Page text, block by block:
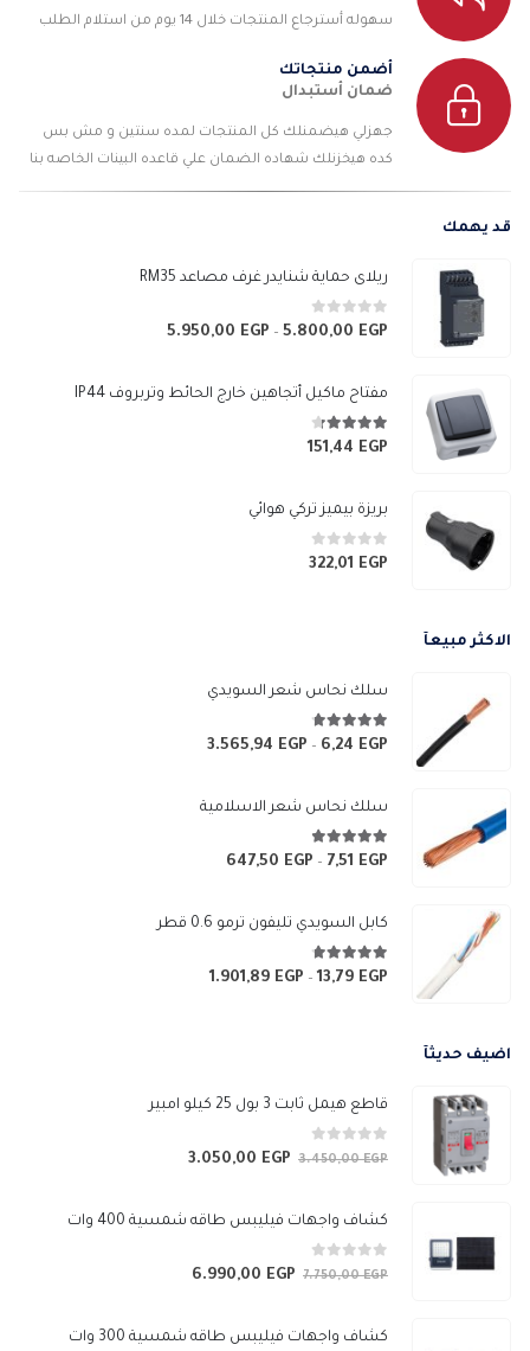
سهوله أسترجاع المنتجات خلال 14 يوم من استلام الطلب
أضمن منتجاتك
ضمان أستبدال
جهزلي هيضمنلك كل المنتجات لمده سنتين و مش بس
كده هيخزنلك شهاده الضمان علي قاعده البينات الخاصه بنا
قد يهمك
ريلاى حماية شنايدر غرف مصاعد RM35
0من 55.800,00 EGP
–
5.950,00 EGP
نطاق
من
مفتاح ماكيل أتجاهين خارج الحائط وتربروف IP44
4.25 من 5
151,44 EGP
بريزة بيميز تركي هوائي
0من 5322,01 EGP
الاكثر مبيعآ
سلك نحاس شعر السويدي
4.67 من 5
6,24 EGP
–
3.565,94 EGP
نطاق
منسلك نحاس شعر الاسلامية
4.83 من 5
7,51 EGP
–
647,50 EGP
من
خلال
كابل السويدي تليفون ترمو 0.6 قطر
4.67 من 5
13,79 EGP
–
1.901,89 EGP
اضيف حديثآ
قاطع هيمل ثابت 3 بول 25 كيلو امبير
0 من 53.450,00EGP
السعر
هو:
3.050,00 EGP
السعر
هو:
كشاف واجهات فيليبس طاقه شمسية 400 وات
0 من 57.750,00EGP
السعر
هو:
6.990,00 EGP
هو:
كشاف واجهات فيليبس طاقه شمسية 300 وات